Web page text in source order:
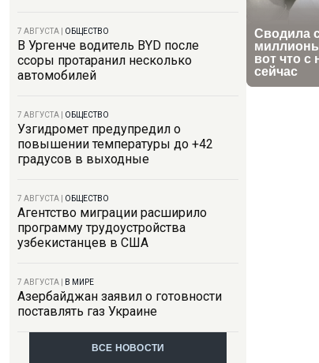
7 АВГУСТА ОБЩЕСТВО
В Ургенче водитель BYD после
ссоры протаранил несколько
автомобилей
7 АВГУСТА ОБЩЕСТВО
Узгидромет предупредил о
повышении температуры до +42
градусов в выходные
7 АВГУСТА ОБЩЕСТВО
Агентство миграции расширило
программу трудоустройства
узбекистанцев в США
7 АВГУСТА В МИРЕ
Азербайджан заявил о готовности
поставлять газ Украине
ВСЕ НОВОСТИ